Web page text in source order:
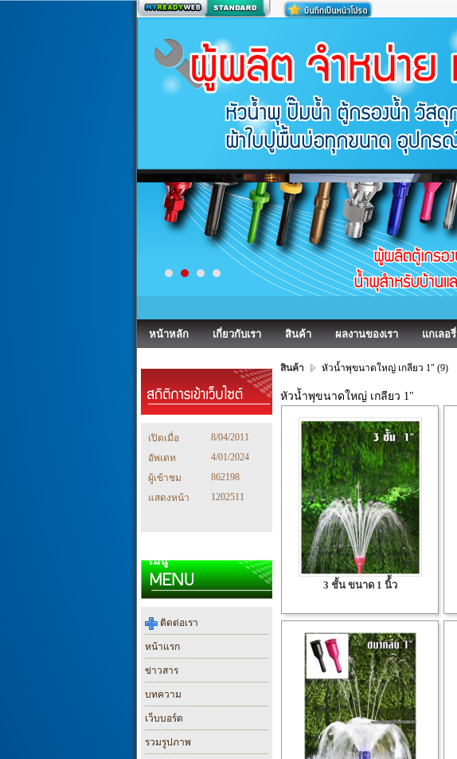
หน้าหลัก เกี่ยวกับเรา สินค้า ผลงานของเรา แกเลอรี่
เปิดเมื่อ
8/04/2011
อัพเดท
4/01/2024
ผู้เข้าชม
862198
แสดงหน้า
1202511
เมนู
ติดต่อเรา
หน้าแรก
ข่าวสาร
บทความ
เว็บบอร์ด
รวมรูปภาพ
สินค้า หัวน้ำพุขนาดใหญ่ เกลียว 1" (9)
หัวน้ำพุขนาดใหญ่ เกลียว 1"
3 ชั้น ขนาด 1 นิ้้ว